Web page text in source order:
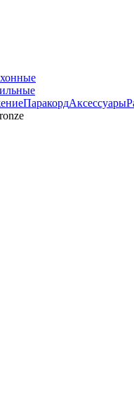
ПаракордАксессуары